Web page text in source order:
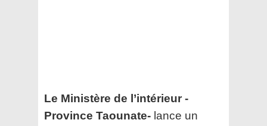
Le Ministère de l’intérieur -
Province Taounate- lance un